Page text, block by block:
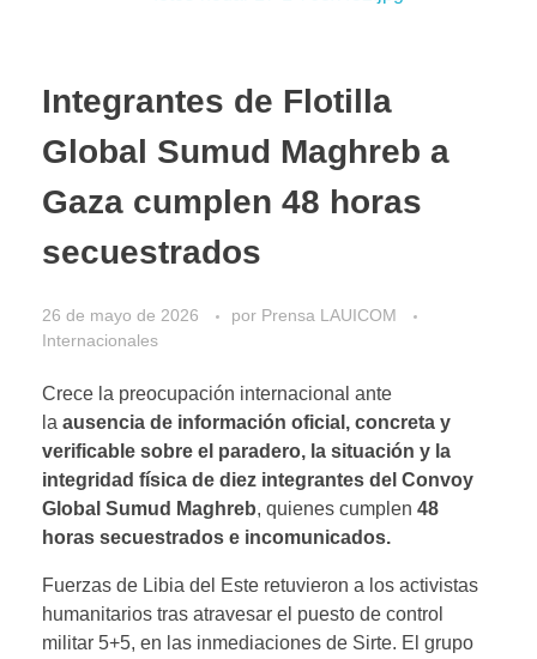
Integrantes de Flotilla
Global Sumud Maghreb a
Gaza cumplen 48 horas
secuestrados
26 de mayo de 2026 por Prensa LAUICOM
Internacionales
Crece la preocupación internacional ante
la ausencia de información oficial, concreta y
verificable sobre el paradero, la situación y la
integridad física de diez integrantes del Convoy
Global Sumud Maghreb, quienes cumplen 48
horas secuestrados e incomunicados.
Fuerzas de Libia del Este retuvieron a los activistas
humanitarios tras atravesar el puesto de control
militar 5+5, en las inmediaciones de Sirte. El grupo